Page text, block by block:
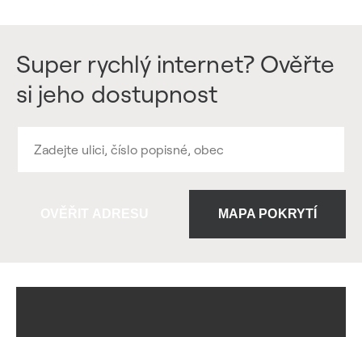
Super rychlý internet? Ověřte
si jeho dostupnost
MAPA POKRYTÍ